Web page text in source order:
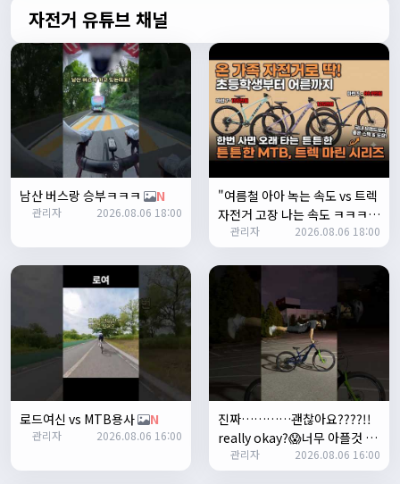
쏭박 17:23:31
실시간 채팅 테스트
17:23:34
1
17:23:35
쏭박 17:23:38
테스트 2
쏭박17:23:41
테스트 테스트
쏭박17:24:16
쏭박
사진 업로드 테스트
자전거 유튜브 채널
남산 버스랑 승부ㅋㅋㅋ N
관리자 2026.08.06 18:00
"여름철 아아 녹는 속도 vs 트렉
자전거 고장 나는 속도 ㅋㅋㅋ
입문용 MTB 끝판왕 추천"
N
관리자 2026.08.06 18:00
로드여신 vs MTB용사 N
관리자 2026.08.06 16:00
진짜…………괜찮아요????!!
really okay?😱너무 아플것 같
아……ㅜㅜ
N
관리자 2026.08.06 16:00